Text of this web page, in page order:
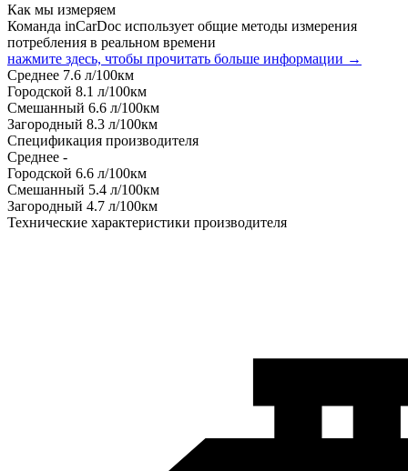
Как мы измеряем
Команда inCarDoc использует общие методы измерения
потребления в реальном времени
нажмите здесь, чтобы прочитать больше информации →
Среднее 7.6 л/100км
Городской 8.1 л/100км
Смешанный 6.6 л/100км
Загородный 8.3 л/100км
Спецификация производителя
Среднее -
Городской 6.6 л/100км
Смешанный 5.4 л/100км
Загородный 4.7 л/100км
Технические характеристики производителя